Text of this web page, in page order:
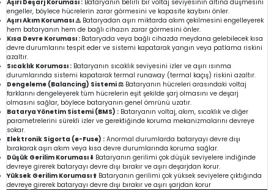
Aşırı Deşarj Koruması : Bataryanın belirli bir voltaj seviyesinin altına düşmesini
engeller, böylece hücrelerin zarar görmesini ve kapasite kaybını önler.
Aşırı Akım Koruması ⚠️Bataryadan aşırı miktarda akım çekilmesini engelleyerek
hem bataryanın hem de bağlı cihazın zarar görmesini önler.
Kısa Devre Koruması : Bataryada veya bağlı cihazda meydana gelebilecek kısa
devre durumlarını tespit eder ve sistemi kapatarak yangın veya patlama riskini
azaltır.
Sıcaklık Koruması : Bataryanın sıcaklık seviyesini izler ve aşırı ısınma
durumlarında sistemi kapatarak termal runaway (termal kaçış) riskini azaltır.
Dengeleme (Balancing) Sistemi ⚖️ Bataryanın hücreleri arasındaki voltaj
farklarını dengeleyerek tüm hücrelerin eşit şekilde şarj olmasını ve deşarj
olmasını sağlar, böylece bataryanın genel ömrünü uzatır.
Batarya Yönetim Sistemi (BMS) : Bataryanın voltaj, akım, sıcaklık ve diğer
parametrelerini sürekli izler ve gerektiğinde koruma mekanizmalarını devreye
sokar.
Elektronik Sigorta (e-Fuse) : Anormal durumlarda bataryayı devre dışı
bırakarak aşırı akım veya kısa devre durumlarında koruma sağlar.
Düşük Gerilim Koruması ⬇️ Bataryanın gerilimi çok düşük seviyelere indiğinde
devreye girerek bataryayı devre dışı bırakır ve aşırı deşarjdan korur.
Yüksek Gerilim Koruması ⬆️ Bataryanın gerilimi çok yüksek seviyelere çıktığında
devreye girerek bataryayı devre dışı bırakır ve aşırı şarjdan korur